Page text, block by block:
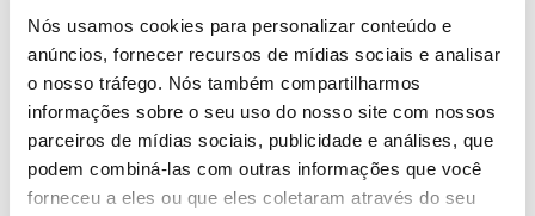
Nós usamos cookies para personalizar conteúdo e
anúncios, fornecer recursos de mídias sociais e analisar
o nosso tráfego. Nós também compartilharmos
informações sobre o seu uso do nosso site com nossos
parceiros de mídias sociais, publicidade e análises, que
podem combiná-las com outras informações que você
forneceu a eles ou que eles coletaram através do seu